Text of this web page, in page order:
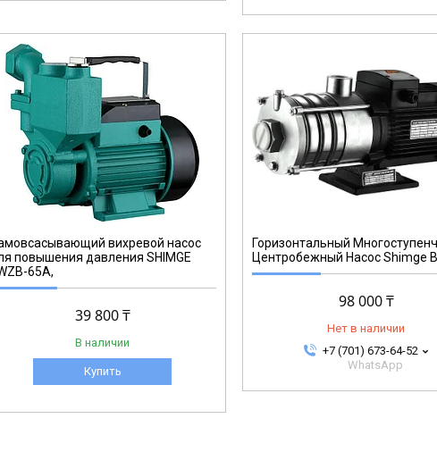
вихревой насос
повышения давления SHIMGE
65A,
39 800 ₸
В наличии
Купить
Горизонтальный
Центробежный Насос Shimge
98 000 ₸
Нет в наличии
+7 (701) 673-64-52
WhatsApp